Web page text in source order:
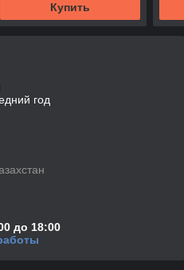
Купить
год
до 18:00